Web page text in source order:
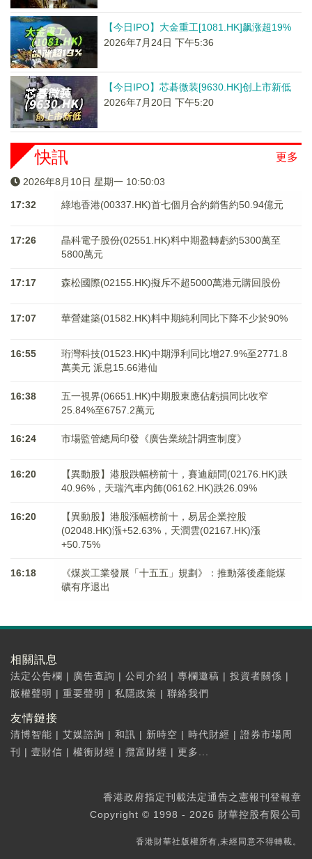
【今日IPO】大金重工[1081.HK]飙涨超19%
2026年7月24日 下午5:36
【今日IPO】芯碁微装[9630.HK]创上市新低
2026年7月20日 下午5:20
更多
快訊
2026年8月10日 星期一 10:50:03
17:32 綠地香港(00337.HK)首七個月合約銷售約50.94億元
17:26
晶科電子股份(02551.HK)料中期盈轉虧約5300萬至
5800萬元
17:17 森松國際(02155.HK)擬斥不超5000萬港元購回股份
17:07 華營建築(01582.HK)料中期純利同比下降不少於90%
16:55
珩灣科技(01523.HK)中期淨利同比增27.9%至2771.8
萬美元 派息15.66港仙
16:38
五一視界(06651.HK)中期股東應佔虧損同比收窄
25.84%至6757.2萬元
16:24 市場監管總局印發《廣告業統計調查制度》
16:20
【異動股】港股跌幅榜前十，賽迪顧問(02176.HK)跌
40.96%，天瑞汽車内飾(06162.HK)跌26.09%
16:20
【異動股】港股漲幅榜前十，易居企業控股
(02048.HK)漲+52.63%，天潤雲(02167.HK)漲
+50.75%
16:18
《煤炭工業發展「十五五」規劃》：推動落後產能煤
礦有序退出
相關訊息
法定公告欄 | 廣告查詢 | 公司介紹 | 專欄邀稿 | 投資者關係 |
版權聲明 | 重要聲明 | 私隱政策 | 聯絡我們
友情鏈接
清博智能 | 艾媒諮詢 | 和訊 | 新時空 | 時代財經 | 證券市場周
刊
| 壹財信 | 權衡財經 | 攬富財經 | 更多...
香港政府指定刊載法定通告之憲報刊登報章
Copyright © 1998 - 2026 財華控股有限公司
香港財華社版權所有,未經同意不得轉載。